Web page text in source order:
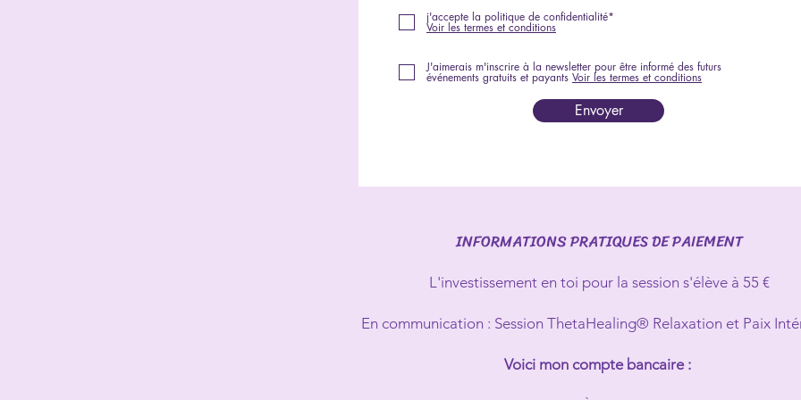
j'accepte la politique de confidentialité*
Voir les termes et conditions
J'aimerais m'inscrire à la newsletter pour être informé des futurs
événements gratuits et payants Voir les termes et conditions
Envoyer
INFORMATIONS PRATIQUES DE PAIEMENT
L'investissement en toi pour la session s'élève à 55 €
En communication : Session ThetaHealing® Relaxation et Paix
Voici mon compte bancaire :